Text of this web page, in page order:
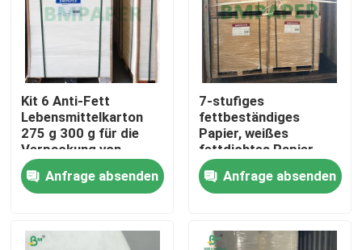
Kit 6 Anti-Fett
Lebensmittelkarton
275 g 300 g für die
Verpackung von
Pommes Frites
Anfrage absenden
7-stufiges
fettbeständiges
Papier, weißes
fettdichtes Papier
zum Backen von
Kuchen-Muffinblechen
Anfrage absenden